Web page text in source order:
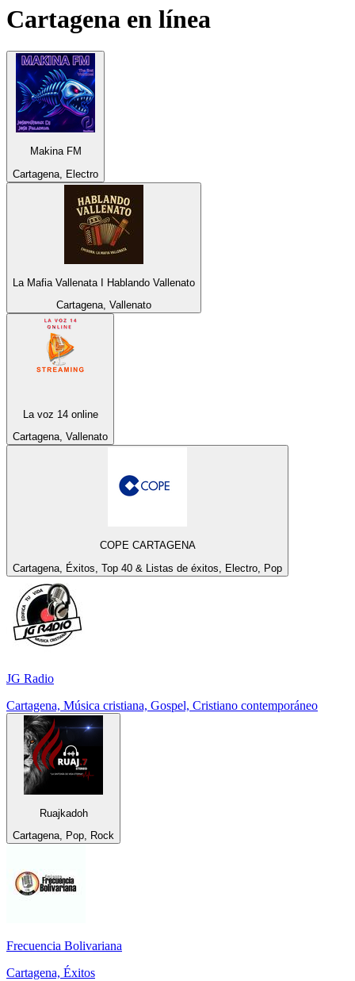
Cartagena en línea
Makina FM
Cartagena, Electro
La Mafia Vallenata I Hablando Vallenato
Cartagena, Vallenato
La voz 14 online
Cartagena, Vallenato
COPE CARTAGENA
Cartagena, Éxitos, Top 40 & Listas de éxitos, Electro, Pop
JG Radio
Cartagena, Música cristiana, Gospel, Cristiano contemporáneo
Ruajkadoh
Cartagena, Pop, Rock
Frecuencia Bolivariana
Cartagena, Éxitos